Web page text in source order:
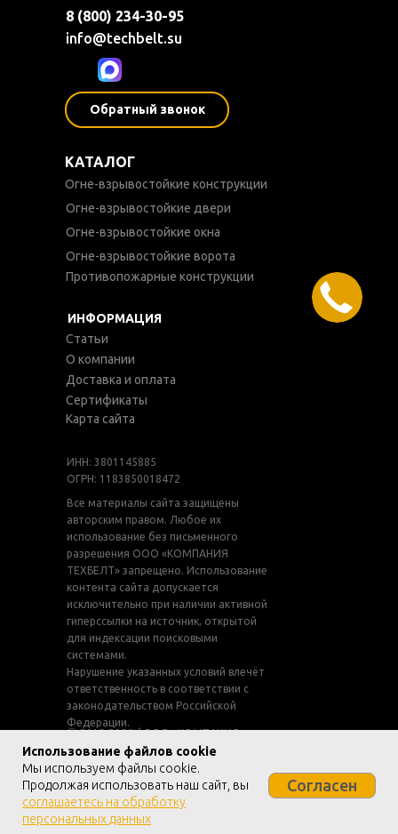
Использование файлов cookie
Мы используем файлы cookie.
Продолжая использовать наш сайт, вы
соглашаетесь на обработку
персональных данных
Согласен
ⓒ 2018-2026 / ООО «КОМПАНИЯ
ТЕХБЕЛТ» / Все права защищены /
Информация на сайте не является
публичной офертой
Все материалы сайта защищены
авторским правом. Любое их
использование без письменного
разрешения ООО «КОМПАНИЯ
ТЕХБЕЛТ» запрещено. Использование
контента сайта допускается
исключительно при наличии активной
гиперссылки на источник, открытой
для индексации поисковыми
системами.
Нарушение указанных условий влечёт
ответственность в соответствии с
законодательством Российской
Федерации.
ИНН: 3801145885
ОГРН: 1183850018472
ИНФОРМАЦИЯ
КАТАЛОГ
Обратный звонок
Огне-взрывостойкие двери
Огне-взрывостойкие конструкции
Огне-взрывостойкие окна
Статьи
О компании
Доставка и оплата
Сертификаты
Карта сайта
8 (800) 234-30-95
info@techbelt.su
Согласие на обработку персональных данных
Политика конфиденциальности
Огне-взрывостойкие ворота
Противопожарные конструкции